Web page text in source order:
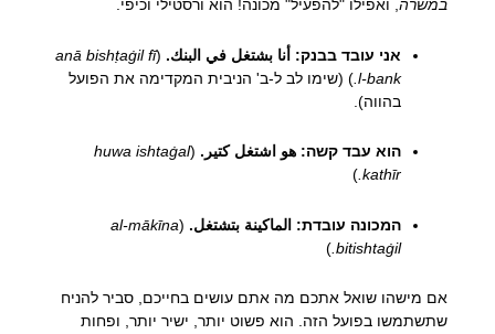
במשרה, ואפילו "להפעיל" מכונה! הוא ורסטילי וכיפי.
אני עובד בבנק: أنا بشتغل في البنك. (
anā bishṭaġil fī
l-bank. ) (שימו לב ל-ב' הניבית המקדימה את הפועל
בהווה).
הוא עבד קשה: هو اشتغل كتير. (
huwa ishtaġal
kathīr.
)
המכונה עובדת: الماكينة بتشتغل. (
al-mākīna
bitishtaġil.
)
אם מישהו שואל אתכם מה אתם עושים בחייכם, סביר להניח
שתשתמשו בפועל הזה. הוא פשוט יותר, ישיר יותר, ופחות